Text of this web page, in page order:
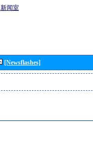
新闻室
[Newsflashes]